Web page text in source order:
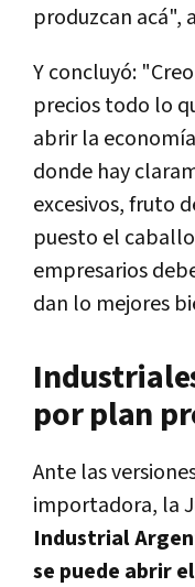
produzcan acá",
Y concluyó:
precios todo lo
abrir la economía
donde hay
excesivos, fruto
puesto el
empresarios
dan lo mejores
por plan
Ante las
importadora, la
Industrial
se puede abrir